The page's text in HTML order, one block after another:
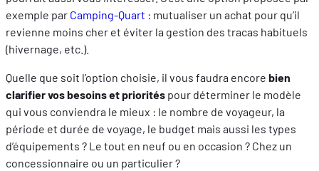
exemple par Camping-Quart : mutualiser un achat pour qu’il
revienne moins cher et éviter la gestion des tracas habituels
(hivernage, etc.).
Quelle que soit l’option choisie, il vous faudra encore bien
clarifier vos besoins et priorités pour déterminer le modèle
qui vous conviendra le mieux : le nombre de voyageur, la
période et durée de voyage, le budget mais aussi les types
d’équipements ? Le tout en neuf ou en occasion ? Chez un
concessionnaire ou un particulier ?